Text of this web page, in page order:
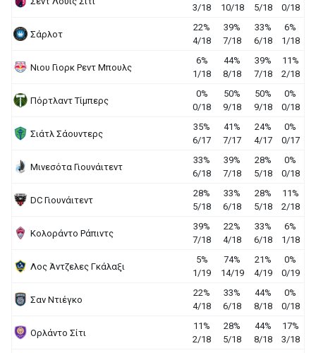
3/18
10/18
5/18
0/18
Σάρλοτ
22%
4/18
39%
7/18
33%
6/18
6%
1/18
Νιου Γιορκ Ρεντ Μπουλς
6%
1/18
44%
8/18
39%
7/18
11%
2/18
Πόρτλαντ Τίμπερς
0%
0/18
50%
9/18
50%
9/18
0%
0/18
Σιάτλ Σάουντερς
35%
6/17
41%
7/17
24%
4/17
0%
0/17
Μινεσότα Γιουνάιτεντ
33%
6/18
39%
7/18
28%
5/18
0%
0/18
DC Γιουνάιτεντ
28%
5/18
33%
6/18
28%
5/18
11%
2/18
Κολοράντο Ράπιντς
39%
7/18
22%
4/18
33%
6/18
6%
1/18
Λος Άντζελες Γκάλαξι
5%
1/19
74%
14/19
21%
4/19
0%
0/19
Σαν Ντιέγκο
22%
4/18
33%
6/18
44%
8/18
0%
0/18
Ορλάντο Σίτι
11%
2/18
28%
5/18
44%
8/18
17%
3/18